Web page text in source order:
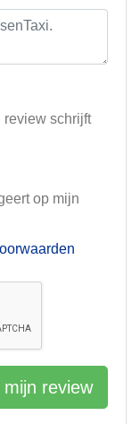
review schrijft
op mijn
review